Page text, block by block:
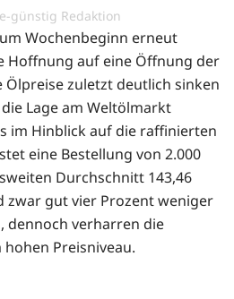
günstig Redaktion
Wochenbeginn erneut
Hoffnung auf eine Öffnung der
Ölpreise zuletzt deutlich sinken
Lage am Weltölmarkt
im Hinblick auf die raffinierten
eine Bestellung von 2.000
Durchschnitt 143,46
zwar gut vier Prozent weniger
dennoch verharren die
Preisniveau.